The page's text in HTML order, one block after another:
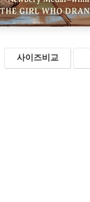
사이즈비교